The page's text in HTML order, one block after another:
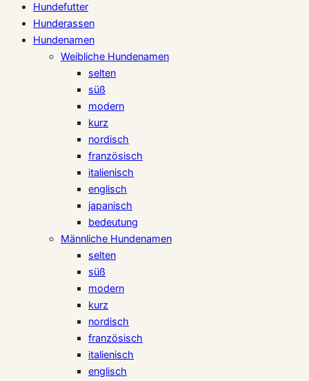
Hundefutter
Hunderassen
Hundenamen
Weibliche Hundenamen
selten
süß
modern
kurz
nordisch
französisch
italienisch
englisch
japanisch
bedeutung
Männliche Hundenamen
selten
süß
modern
kurz
nordisch
französisch
italienisch
englisch